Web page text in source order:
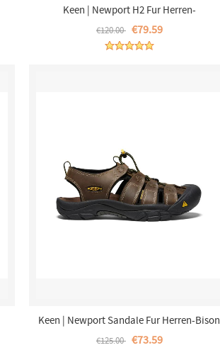
Keen | Newport H2 Fur Herren-
Raven/Aluminum
€120.00 €79.59
Keen | Newport Sandale Fur Herren-Bison
€125.00 €73.59